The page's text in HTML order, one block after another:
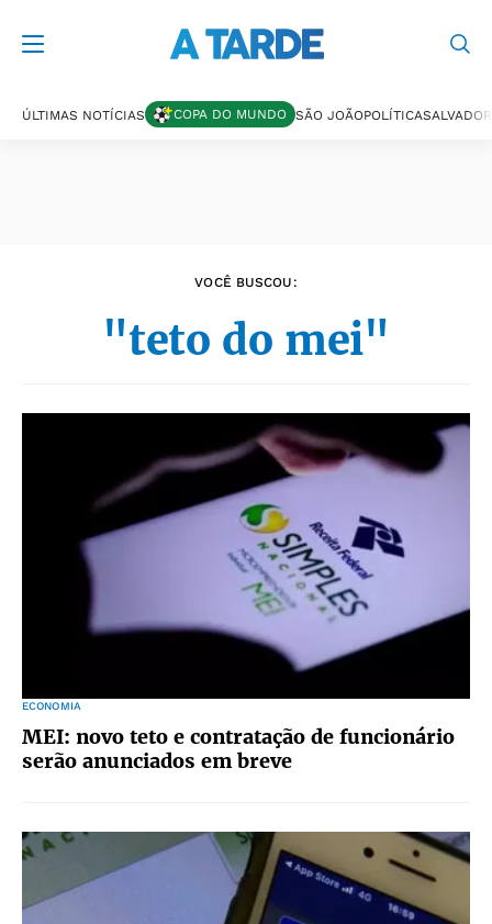
ÚLTIMAS NOTÍCIAS COPA DO MUNDO SÃO JOÃOPOLÍTICASALVADOR
VOCÊ BUSCOU:
"teto do mei"
ECONOMIA
MEI: novo teto e contratação de funcionário
serão anunciados em breve